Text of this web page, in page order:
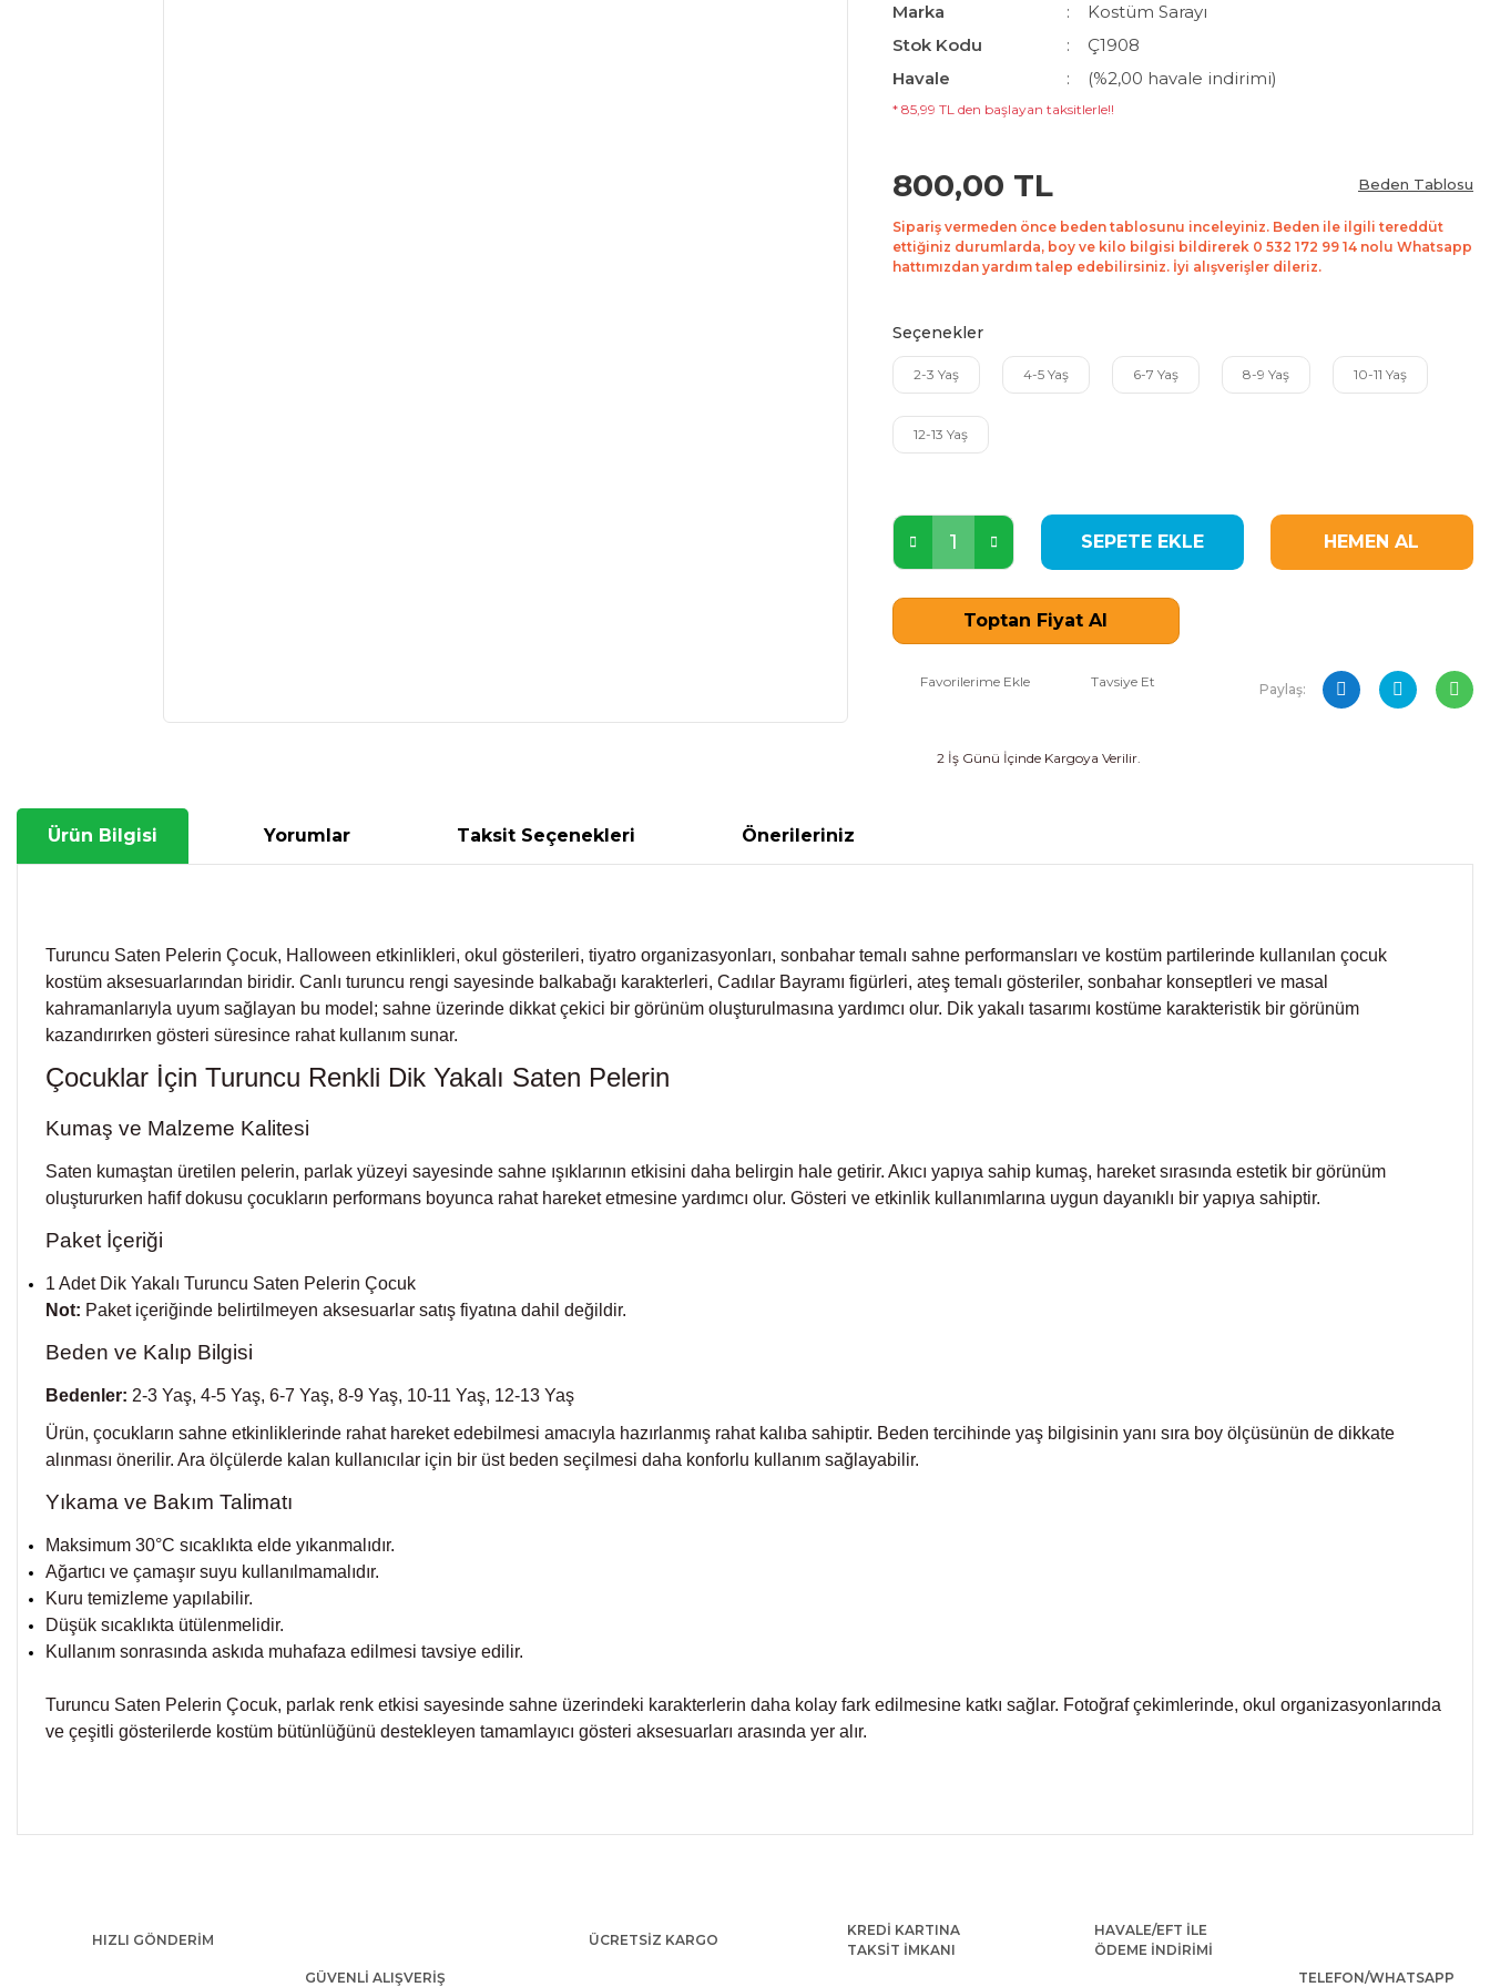
Marka
Kostüm Sarayı
Stok Kodu
Ç1908
Havale
(%2,00 havale indirimi)
* 85,99 TL den başlayan taksitlerle!!
800,00 TL Beden Tablosu
Sipariş vermeden önce beden tablosunu inceleyiniz. Beden ile ilgili tereddüt
ettiğiniz durumlarda, boy ve kilo bilgisi bildirerek 0 532 172 99 14 nolu Whatsapp
hattımızdan yardım talep edebilirsiniz. İyi alışverişler dileriz.
Seçenekler
2-3 Yaş 4-5 Yaş 6-7 Yaş 8-9 Yaş 10-11 Yaş
12-13 Yaş
SEPETE EKLE HEMEN AL
Toptan Fiyat Al
Tavsiye Et Paylaş:
2 İş Günü İçinde Kargoya Verilir.
Ürün Bilgisi Yorumlar Taksit Seçenekleri Önerileriniz
Turuncu Saten Pelerin Çocuk, Halloween etkinlikleri, okul gösterileri, tiyatro organizasyonları, sonbahar temalı sahne performansları ve kostüm partilerinde kullanılan çocuk
kostüm aksesuarlarından biridir. Canlı turuncu rengi sayesinde balkabağı karakterleri, Cadılar Bayramı figürleri, ateş temalı gösteriler, sonbahar konseptleri ve masal
kahramanlarıyla uyum sağlayan bu model; sahne üzerinde dikkat çekici bir görünüm oluşturulmasına yardımcı olur. Dik yakalı tasarımı kostüme karakteristik bir görünüm
kazandırırken gösteri süresince rahat kullanım sunar.
Çocuklar İçin Turuncu Renkli Dik Yakalı Saten Pelerin
Kumaş ve Malzeme Kalitesi
Saten kumaştan üretilen pelerin, parlak yüzeyi sayesinde sahne ışıklarının etkisini daha belirgin hale getirir. Akıcı yapıya sahip kumaş, hareket sırasında estetik bir görünüm
oluştururken hafif dokusu çocukların performans boyunca rahat hareket etmesine yardımcı olur. Gösteri ve etkinlik kullanımlarına uygun dayanıklı bir yapıya sahiptir.
Paket İçeriği
1 Adet Dik Yakalı Turuncu Saten Pelerin Çocuk
Not: Paket içeriğinde belirtilmeyen aksesuarlar satış fiyatına dahil değildir.
Beden ve Kalıp Bilgisi
Bedenler: 2-3 Yaş, 4-5 Yaş, 6-7 Yaş, 8-9 Yaş, 10-11 Yaş, 12-13 Yaş
Ürün, çocukların sahne etkinliklerinde rahat hareket edebilmesi amacıyla hazırlanmış rahat kalıba sahiptir. Beden tercihinde yaş bilgisinin yanı sıra boy ölçüsünün de dikkate
alınması önerilir. Ara ölçülerde kalan kullanıcılar için bir üst beden seçilmesi daha konforlu kullanım sağlayabilir.
Yıkama ve Bakım Talimatı
Maksimum 30°C sıcaklıkta elde yıkanmalıdır.
Ağartıcı ve çamaşır suyu kullanılmamalıdır.
Kuru temizleme yapılabilir.
Düşük sıcaklıkta ütülenmelidir.
Kullanım sonrasında askıda muhafaza edilmesi tavsiye edilir.
Turuncu Saten Pelerin Çocuk, parlak renk etkisi sayesinde sahne üzerindeki karakterlerin daha kolay fark edilmesine katkı sağlar. Fotoğraf çekimlerinde, okul organizasyonlarında
ve çeşitli gösterilerde kostüm bütünlüğünü destekleyen tamamlayıcı gösteri aksesuarları arasında yer alır.
Yorum Yaz
Bu ürünün fiyat bilgisi, resim, ürün açıklamalarında ve diğer konularda yetersiz gördüğünüz noktaları öneri formunu kullanarak tarafımıza iletebilirsiniz.
Ürün açıklamasında eksik bilgiler bulunuyor.
HIZLI GÖNDERİM
GÜVENLİ ALIŞVERİŞ
ÜCRETSİZ KARGO
KREDİ KARTINA
TAKSİT İMKANI
HAVALE/EFT İLE
ÖDEME İNDİRİMİ
TELEFON/WHATSAPP